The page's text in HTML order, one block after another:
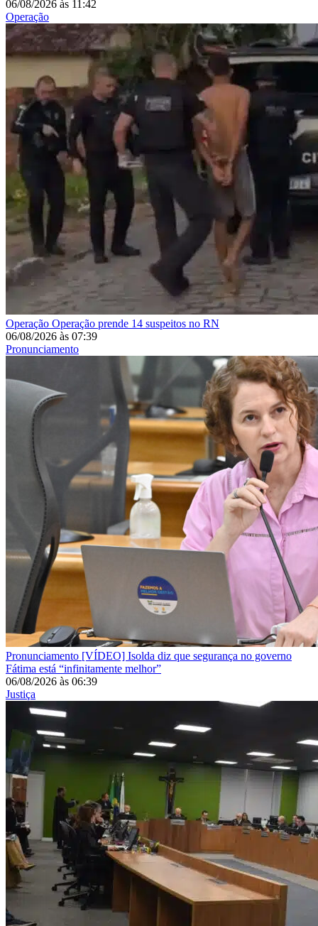
06/08/2026 às 11:42
Operação
Operação Operação prende 14 suspeitos no RN
06/08/2026 às 07:39
Pronunciamento
Pronunciamento [VÍDEO] Isolda diz que segurança no governo
Fátima está “infinitamente melhor”
06/08/2026 às 06:39
Justiça